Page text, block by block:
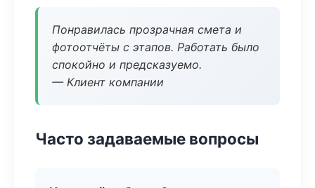
Понравилась прозрачная смета и
фотоотчёты с этапов. Работать было
спокойно и предсказуемо.
— Клиент компании
Часто задаваемые вопросы